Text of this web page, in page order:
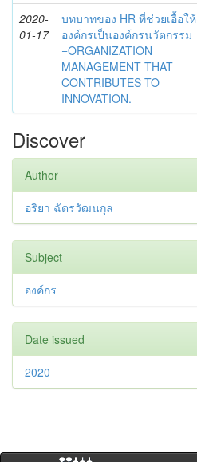
2020-
01-17
บทบาทของ HR ที่ช่วยเอื้อให้
องค์กรเป็นองค์กรนวัตกรรม
=ORGANIZATION
MANAGEMENT THAT
CONTRIBUTES TO
INNOVATION.
Discover
Author
อริยา ฉัตรวัฒนกุล
Subject
องค์กร
Date issued
2020